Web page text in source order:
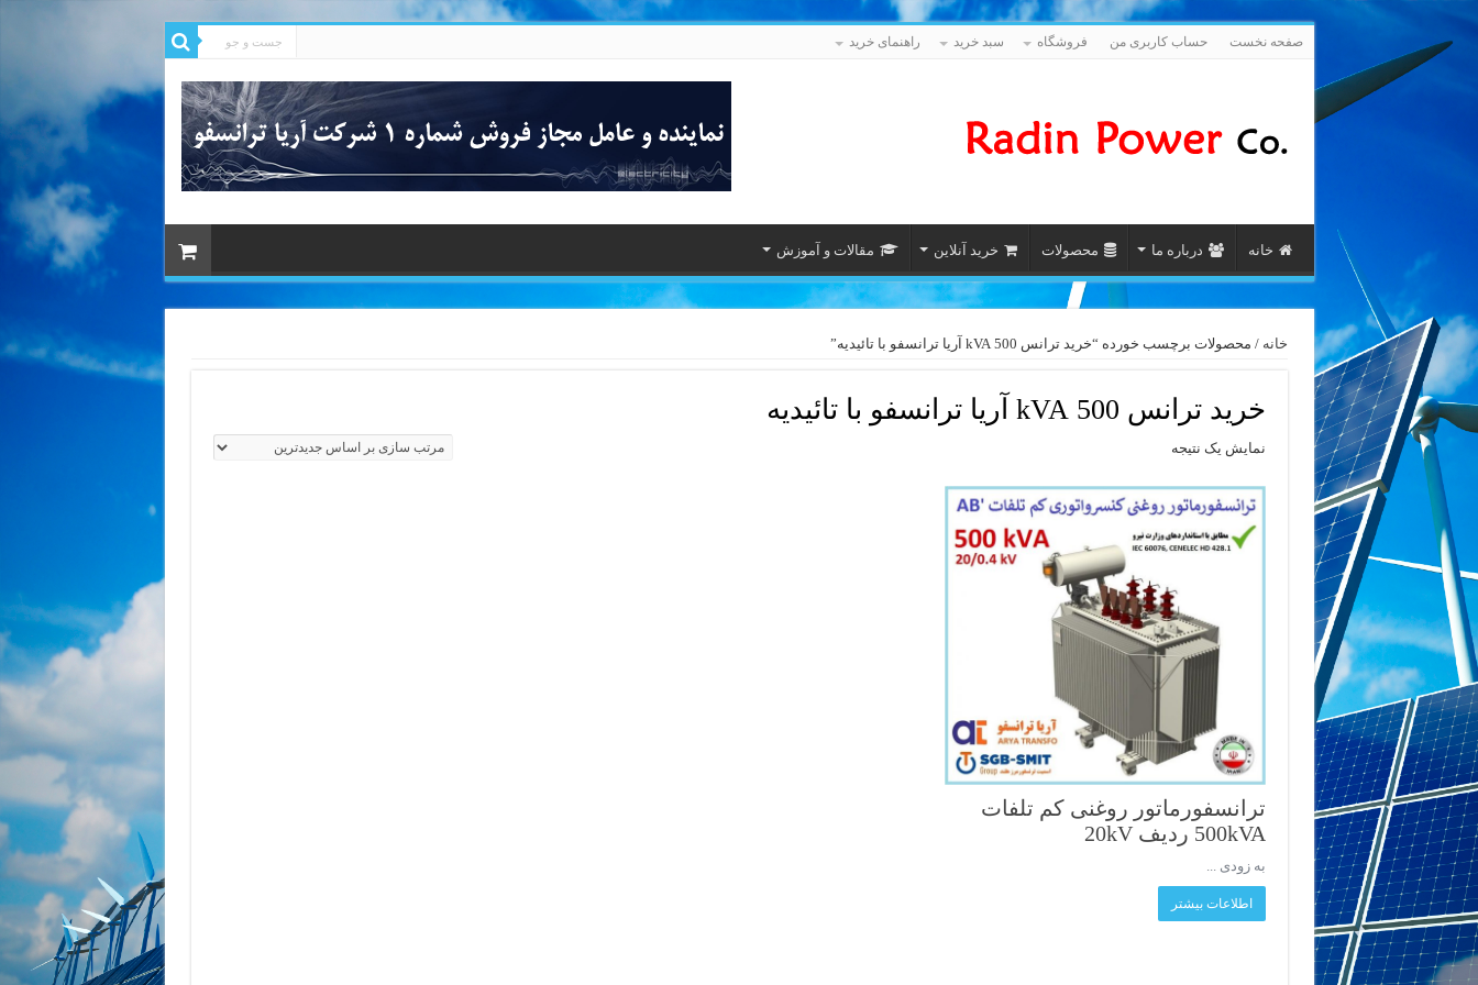
صفحه نخست حساب کاربری من فروشگاه سبد خرید راهنمای خرید
خانه درباره ما محصولات خرید آنلاین مقالات و آموزش
خانه / محصولات برچسب خورده “خرید ترانس 500 kVA آریا ترانسفو با تائیدیه”
خرید ترانس 500 kVA آریا ترانسفو با تائیدیه
نمایش یک نتیجه
ترانسفورماتور روغنی کم تلفات
500kVA ردیف 20kV
به زودی ...
اطلاعات بیشتر